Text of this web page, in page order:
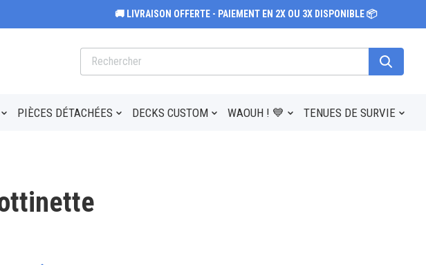
🚚 LIVRAISON OFFERTE - PAIEMENT EN 2X OU 3X DISPONIBLE 📦
PIÈCES DÉTACHÉES DECKS CUSTOM WAOUH ! 💙 TENUES DE SURVIE